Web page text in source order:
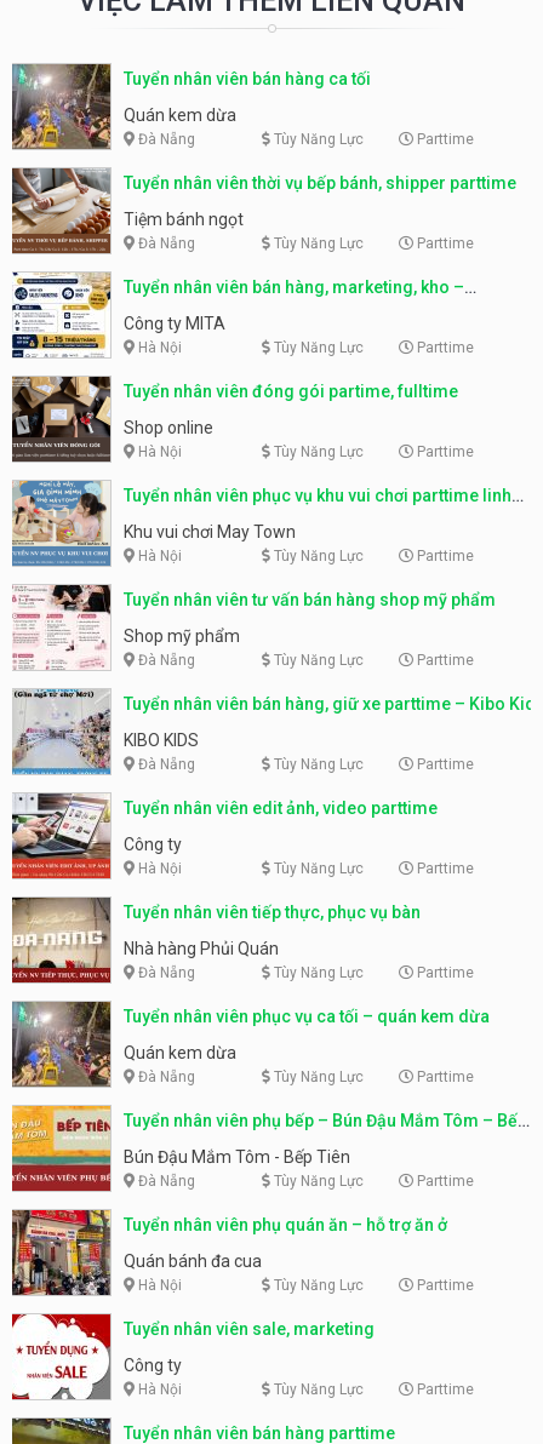
Tuyển nhân viên bán hàng ca tối
Quán kem dừa
Đà Nẵng Tùy Năng Lực Parttime
Tuyển nhân viên thời vụ bếp bánh, shipper parttime
Tiệm bánh ngọt
Đà Nẵng Tùy Năng Lực Parttime
Tuyển nhân viên bán hàng, marketing, kho –
parttime, fulltime
Công ty MITA
Hà Nội Tùy Năng Lực Parttime
Tuyển nhân viên đóng gói partime, fulltime
Shop online
Hà Nội Tùy Năng Lực Parttime
Tuyển nhân viên phục vụ khu vui chơi parttime linh
động
Khu vui chơi May Town
Hà Nội Tùy Năng Lực Parttime
Tuyển nhân viên tư vấn bán hàng shop mỹ phẩm
Shop mỹ phẩm
Đà Nẵng Tùy Năng Lực Parttime
Tuyển nhân viên bán hàng, giữ xe parttime – Kibo Kid
KIBO KIDS
Đà Nẵng Tùy Năng Lực Parttime
Tuyển nhân viên edit ảnh, video parttime
Công ty
Hà Nội Tùy Năng Lực Parttime
Tuyển nhân viên tiếp thực, phục vụ bàn
Nhà hàng Phủi Quán
Đà Nẵng Tùy Năng Lực Parttime
Tuyển nhân viên phục vụ ca tối – quán kem dừa
Quán kem dừa
Đà Nẵng Tùy Năng Lực Parttime
Tuyển nhân viên phụ bếp – Bún Đậu Mắm Tôm – Bếp
Tiên
Bún Đậu Mắm Tôm - Bếp Tiên
Đà Nẵng Tùy Năng Lực Parttime
Tuyển nhân viên phụ quán ăn – hỗ trợ ăn ở
Quán bánh đa cua
Hà Nội Tùy Năng Lực Parttime
Tuyển nhân viên sale, marketing
Công ty
Hà Nội Tùy Năng Lực Parttime
Tuyển nhân viên bán hàng parttime